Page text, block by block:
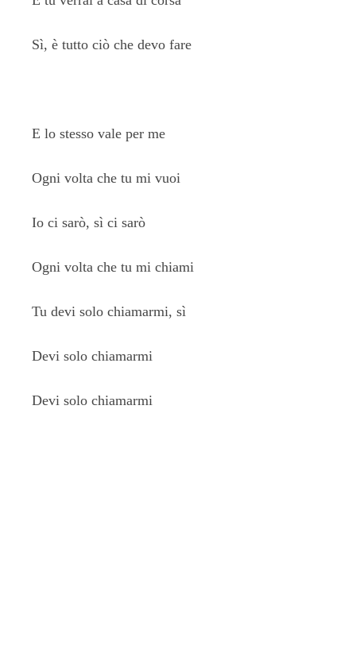
Sì, è tutto ciò che devo fare
E lo stesso vale per me
Ogni volta che tu mi vuoi
Io ci sarò, sì ci sarò
Ogni volta che tu mi chiami
Tu devi solo chiamarmi, sì
Devi solo chiamarmi
Devi solo chiamarmi